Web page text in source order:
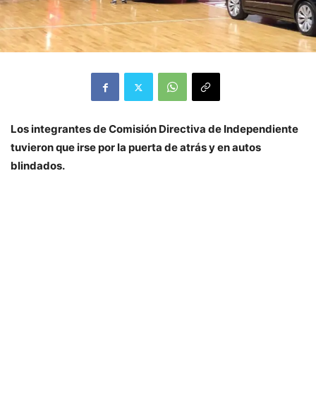
Los integrantes de Comisión Directiva de Independiente
tuvieron que irse por la puerta de atrás y en autos
blindados.